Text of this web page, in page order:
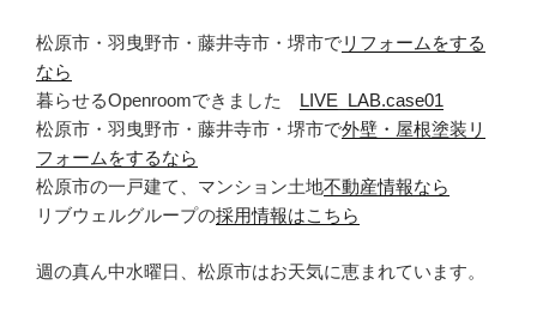
松原市・羽曳野市・藤井寺市・堺市でリフォームをする
なら
暮らせるOpenroomできました LIVE_LAB.case01
松原市・羽曳野市・藤井寺市・堺市で外壁・屋根塗装リ
フォームをするなら
松原市の一戸建て、マンション土地不動産情報なら
リブウェルグループの採用情報はこちら
週の真ん中水曜日、松原市はお天気に恵まれています。